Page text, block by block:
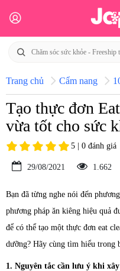
Trang chủ Cẩm nang
Tạo thực đơn
vừa tốt cho sức
5 | 0 đánh giá
29/08/2021 1.662
Bạn đã từng nghe nói đến
phương pháp ăn kiêng hiệu quả
để có thể tạo một thực đơn eat
dưỡng? Hãy cùng tìm hiểu trong
1. Nguyên tắc cần lưu ý khi